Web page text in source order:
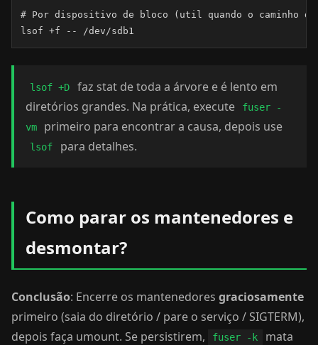
# Por dispositivo de bloco (util quando o caminho do
lsof +f -- /dev/sdb1
lsof +D
faz stat de toda a árvore e é lento em
diretórios grandes. Na prática, execute
fuser -
vm
primeiro para encontrar a causa, depois use
lsof para detalhes.
Como parar os mantenedores e
desmontar?
Conclusão: Encerre os mantenedores graciosamente
primeiro (saia do diretório / pare o serviço / SIGTERM),
depois faça umount. Se persistirem,
fuser -k
mata